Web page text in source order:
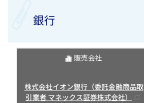
銀行
販売会社
株式会社イオン銀行（委託金融商品取
引業者 マネックス証券株式会社）